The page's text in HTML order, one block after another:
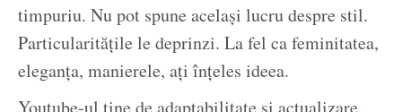
timpuriu. Nu pot spune același lucru despre stil.
Particularitățile le deprinzi. La fel ca feminitatea,
eleganța, manierele, ați înțeles ideea.
Youtube-ul ține de adaptabilitate și actualizare.